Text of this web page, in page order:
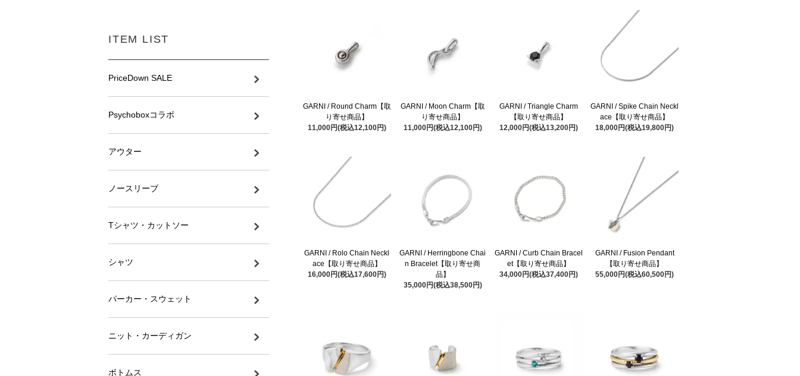
GARNI / Round Charm【取
り寄せ商品】
11,000円(税込12,100円)
GARNI / Moon Charm【取
り寄せ商品】
11,000円(税込12,100円)
GARNI / Triangle Charm
【取り寄せ商品】
12,000円(税込13,200円)
GARNI / Spike Chain Neckl
ace【取り寄せ商品】
18,000円(税込19,800円)
GARNI / Rolo Chain Neckl
ace【取り寄せ商品】
16,000円(税込17,600円)
GARNI / Herringbone Chai
n Bracelet【取り寄せ商
品】
35,000円(税込38,500円)
GARNI / Curb Chain Bracel
et【取り寄せ商品】
34,000円(税込37,400円)
GARNI / Fusion Pendant
【取り寄せ商品】
55,000円(税込60,500円)
ITEM LIST
PriceDown SALE
Psychoboxコラボ
アウター
ノースリーブ
Tシャツ・カットソー
シャツ
パーカー・スウェット
ニット・カーディガン
ボトムス